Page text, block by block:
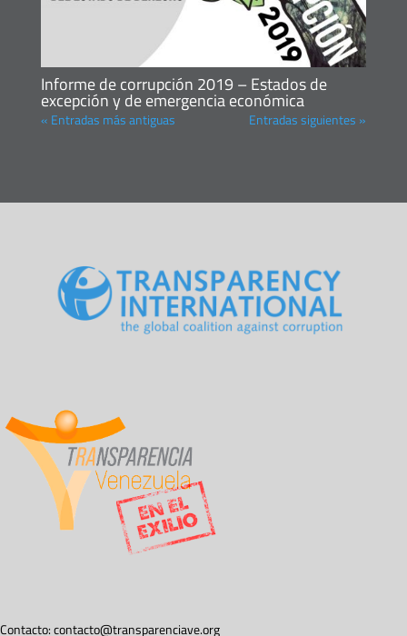
Informe de corrupción 2019 – Estados de
excepción y de emergencia económica
« Entradas más antiguas Entradas siguientes »
Contacto:contacto@transparenciave.org